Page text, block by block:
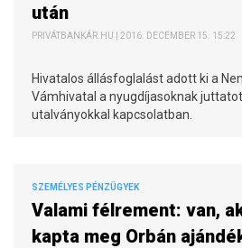
után
PRIVÁTBANKÁR.HU | 2016. DECEMBER 15. 15:22
Hivatalos állásfoglalást adott ki a
Vámhivatal a nyugdíjasoknak
utalványokkal kapcsolatban.
SZEMÉLYES PÉNZÜGYEK
Valami félrement: van,
kapta meg Orbán